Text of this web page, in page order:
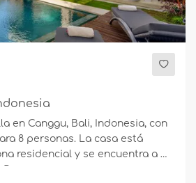
en Canggu, Bali, Indonesia, con
8 personas. La casa está
residencial y se encuentra a 2